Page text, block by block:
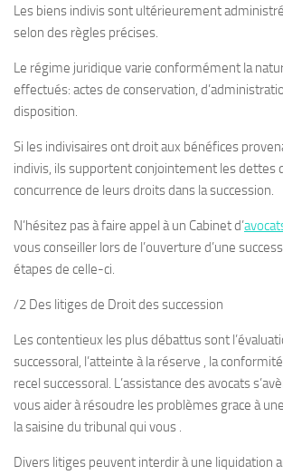
Les biens indivis sont ultérieurement
selon des règles précises.
Le régime juridique varie conformément la
effectués: actes de conservation,
disposition.
Si les indivisaires ont droit aux bénéfices
indivis, ils supportent conjointement les dettes
concurrence de leurs droits dans la succession.
N’hésitez pas à faire appel à un Cabinet d’
vous conseiller lors de l’ouverture d’une
étapes de celle-ci.
/2 Des litiges de Droit des succession
Les contentieux les plus débattus sont
successoral, l’atteinte à la réserve , la
recel successoral. L’assistance des avocats
vous aider à résoudre les problèmes grace à
la saisine du tribunal qui vous .
Divers litiges peuvent interdir à une liquidation